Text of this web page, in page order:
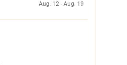
Aug. 12 - Aug. 19